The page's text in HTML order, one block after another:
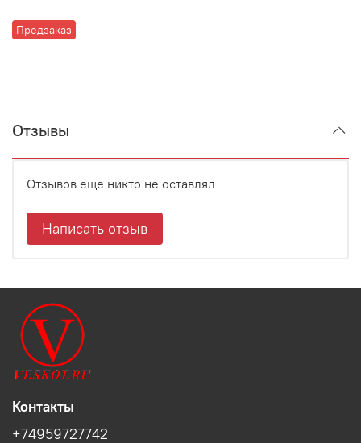
Предзаказ
Отзывы
Отзывов еще никто не оставлял
Написать отзыв
Контакты
+74959727742